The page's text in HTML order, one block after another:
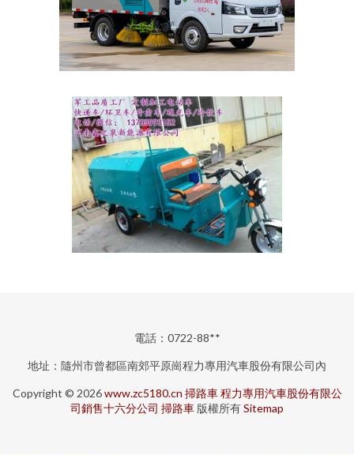
電話：0722-88**
地址：隨州市曾都區南郊平原崗程力專用汽車股份有限公司內
Copyright © 2026www.zc5180.cn 掃路車 程力專用汽車股份有限公
司銷售十六分公司 掃路車 版權所有Sitemap